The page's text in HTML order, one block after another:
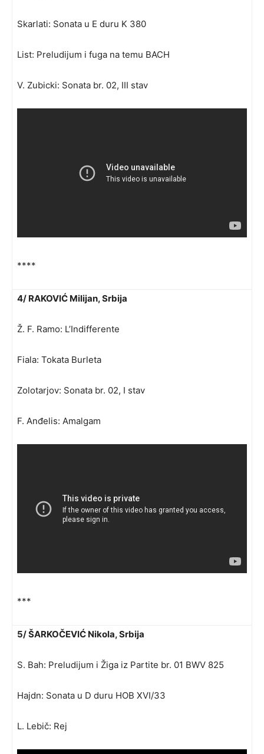
Skarlati: Sonata u E duru K 380
List: Preludijum i fuga na temu BACH
V. Zubicki: Sonata br. 02, III stav
****
4/ RAKOVIĆ Milijan, Srbija
Ž. F. Ramo: L’Indifferente
Fiala: Tokata Burleta
Zolotarjov: Sonata br. 02, I stav
F. Anđelis: Amalgam
***
5/ ŠARKOČEVIĆ Nikola, Srbija
S. Bah: Preludijum i Žiga iz Partite br. 01 BWV 825
Hajdn: Sonata u D duru HOB XVI/33
L. Lebič: Rej